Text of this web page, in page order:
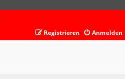
Anmelden
Registrieren